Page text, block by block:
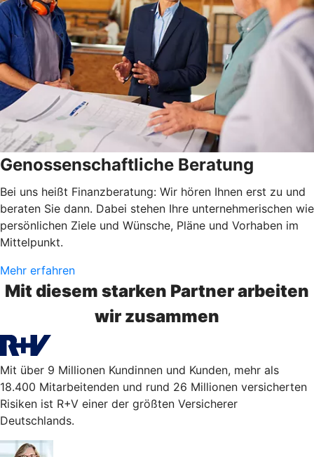
Genossenschaftliche Beratung
Bei uns heißt Finanzberatung: Wir hören Ihnen erst zu und
beraten Sie dann. Dabei stehen Ihre unternehmerischen wie
persönlichen Ziele und Wünsche, Pläne und Vorhaben im
Mittelpunkt.
Mehr erfahren
Mit diesem starken Partner arbeiten
wir zusammen
Mit über 9 Millionen Kundinnen und Kunden, mehr als
18.400 Mitarbeitenden und rund 26 Millionen versicherten
Risiken ist R+V einer der größten Versicherer
Deutschlands.